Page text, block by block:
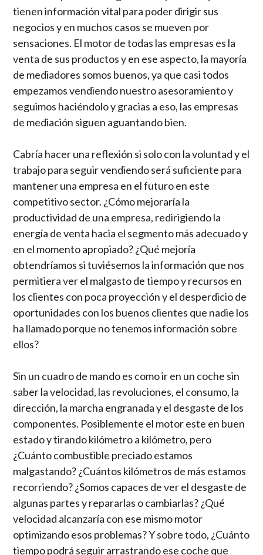
tienen información vital para poder dirigir sus
negocios y en muchos casos se mueven por
sensaciones. El motor de todas las empresas es la
venta de sus productos y en ese aspecto, la mayoría
de mediadores somos buenos, ya que casi todos
empezamos vendiendo nuestro asesoramiento y
seguimos haciéndolo y gracias a eso, las empresas
de mediación siguen aguantando bien.
Cabría hacer una reflexión si solo con la voluntad y el
trabajo para seguir vendiendo será suficiente para
mantener una empresa en el futuro en este
competitivo sector. ¿Cómo mejoraría la
productividad de una empresa, redirigiendo la
energía de venta hacia el segmento más adecuado y
en el momento apropiado? ¿Qué mejoría
obtendríamos si tuviésemos la información que nos
permitiera ver el malgasto de tiempo y recursos en
los clientes con poca proyección y el desperdicio de
oportunidades con los buenos clientes que nadie los
ha llamado porque no tenemos información sobre
ellos?
Sin un cuadro de mando es como ir en un coche sin
saber la velocidad, las revoluciones, el consumo, la
dirección, la marcha engranada y el desgaste de los
componentes. Posiblemente el motor este en buen
estado y tirando kilómetro a kilómetro, pero
¿Cuánto combustible preciado estamos
malgastando? ¿Cuántos kilómetros de más estamos
recorriendo? ¿Somos capaces de ver el desgaste de
algunas partes y repararlas o cambiarlas? ¿Qué
velocidad alcanzaría con ese mismo motor
optimizando esos problemas? Y sobre todo, ¿Cuánto
tiempo podrá seguir arrastrando ese coche que